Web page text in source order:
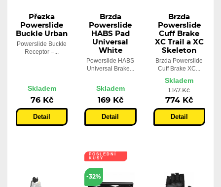
Přezka
Powerslide
Buckle Urban
Powerslide Buckle
Receptor –...
Skladem
76 Kč
Detail
Brzda
Powerslide
HABS Pad
Universal
White
Powerslide HABS
Universal Brake...
Skladem
169 Kč
Detail
Brzda
Powerslide
Cuff Brake
XC Trail a XC
Skeleton
Brzda Powerslide
Cuff Brake XC...
Skladem
1 147 Kč
774 Kč
Detail
POSLEDNÍ
KUSY
-32%